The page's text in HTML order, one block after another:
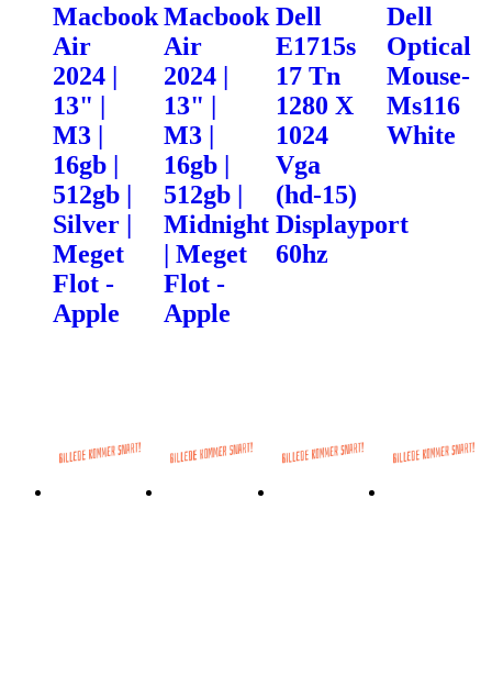
Macbook
Air
2024 |
13" |
M3 |
16gb |
512gb |
Silver |
Meget
Flot -
Apple
Macbook
Air
2024 |
13" |
M3 |
16gb |
512gb |
Midnight
| Meget
Flot -
Apple
Dell
E1715s
17 Tn
1280 X
1024
Vga
(hd-15)
Displayport
60hz
Dell
Optical
Mouse-
Ms116
White